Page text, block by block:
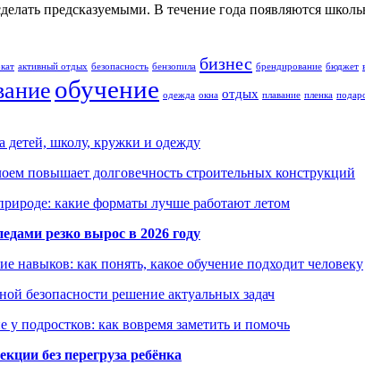
предсказуемыми. В течение года появляются
активный отдых безопасность бензопила бизнес брендирование бюджет
обучение одежда окна отдых плавание пленка
детей, школу, кружки и одежду
повышает долговечность строительных конструкций
какие форматы лучше работают летом
резко вырос в 2026 году
навыков: как понять, какое обучение подходит человеку
безопасности решение актуальных задач
подростков: как вовремя заметить и помочь
без перегруза ребёнка